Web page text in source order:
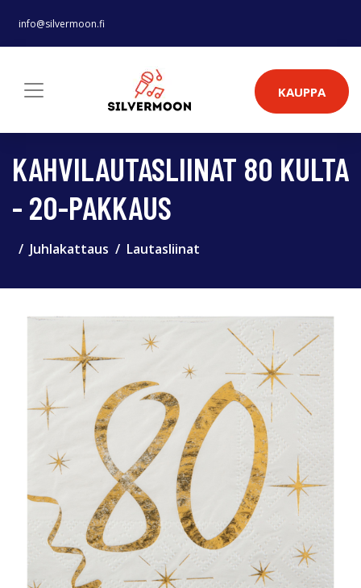
info@silvermoon.fi
KAUPPA
KAHVILAUTASLIINAT 80 KULTA
- 20-PAKKAUS
Juhlakattaus Lautasliinat